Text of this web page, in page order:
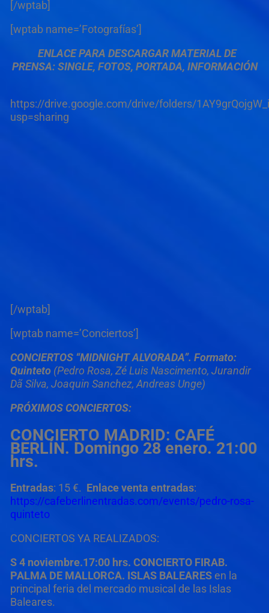
[/wptab]
[wptab name=’Fotografías’]
ENLACE PARA DESCARGAR MATERIAL DE
PRENSA: SINGLE, FOTOS, PORTADA, INFORMACIÓN
https://drive.google.com/drive/folders/
usp=sharing
[/wptab]
[wptab name=’Conciertos’]
CONCIERTOS “MIDNIGHT ALVORADA”. Formato:
Quinteto(Pedro Rosa, Zé Luis Nascimento, Jurandir
Dã Silva, Joaquin Sanchez, Andreas Unge)
PRÓXIMOS CONCIERTOS:
CONCIERTO MADRID: CAFÉ
BERLÍN. Domingo 28 enero. 21:00
hrs.
Entradas: 15 €. Enlace venta entradas:
https://cafeberlinentradas.com/events/pedro-rosa-
quinteto
CONCIERTOS YA REALIZADOS:
S 4 noviembre.17:00 hrs. CONCIERTO FIRAB.
PALMA DE MALLORCA. ISLAS BALEARES en la
principal feria del mercado musical de las Islas
Baleares.